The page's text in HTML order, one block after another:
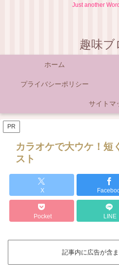
Just another
趣味ブ
ホーム
プライバシーポリシー
サイトマ
PR
カラオケで大ウケ！短
スト
X
Pocket LINE
記事内に広告が含ま